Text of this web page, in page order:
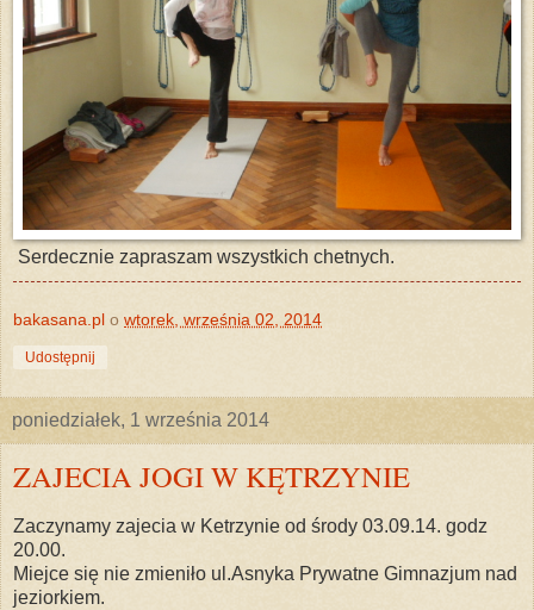
Serdecznie zapraszam wszystkich chetnych.
bakasana.pl o wtorek, września 02, 2014
Udostępnij
poniedziałek, 1 września 2014
ZAJECIA JOGI W KĘTRZYNIE
Zaczynamy zajecia w Ketrzynie od środy 03.09.14. godz
20.00.
Miejce się nie zmieniło ul.Asnyka Prywatne Gimnazjum nad
jeziorkiem.